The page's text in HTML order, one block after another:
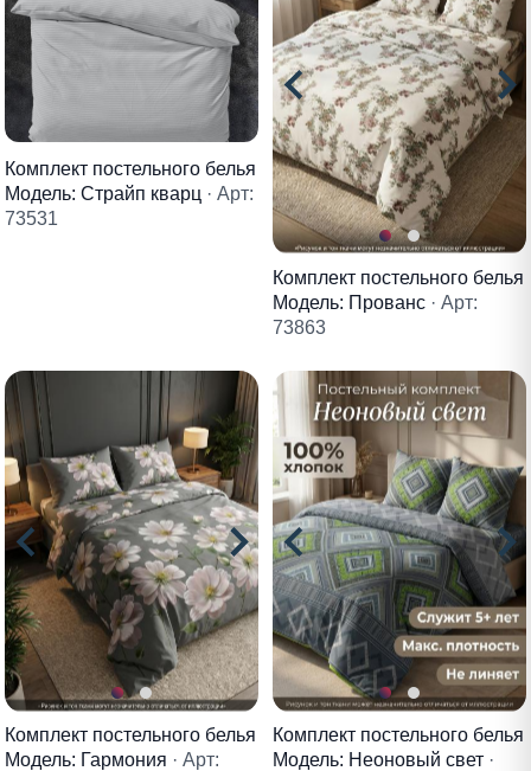
Комплект постельного белья
Модель: Страйп кварц · Арт:
73531
Комплект постельного белья
Модель: Прованс · Арт:
73863
Комплект постельного белья
Модель: Гармония · Арт:
Комплект постельного белья
Модель: Неоновый свет ·